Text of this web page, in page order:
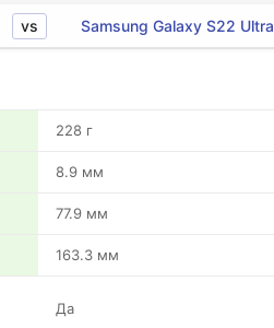
vs Samsung Galaxy S22 Ultra
228 г
8.9 мм
77.9 мм
163.3 мм
Да